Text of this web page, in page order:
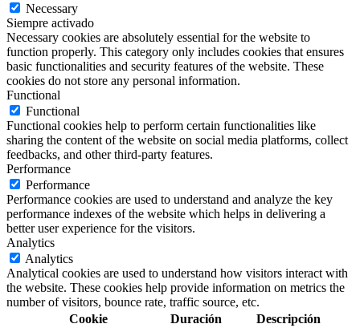
Necessary
Siempre activado
Necessary cookies are absolutely essential for the website to
function properly. This category only includes cookies that ensures
basic functionalities and security features of the website. These
cookies do not store any personal information.
Functional
Functional
Functional cookies help to perform certain functionalities like
sharing the content of the website on social media platforms, collect
feedbacks, and other third-party features.
Performance
Performance
Performance cookies are used to understand and analyze the key
performance indexes of the website which helps in delivering a
better user experience for the visitors.
Analytics
Analytics
Analytical cookies are used to understand how visitors interact with
the website. These cookies help provide information on metrics the
number of visitors, bounce rate, traffic source, etc.
Cookie
Duración Descripción